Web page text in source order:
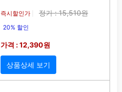
즉시할인가 정가 : 15,510원
20% 할인
가격 : 12,390원
상품상세 보기